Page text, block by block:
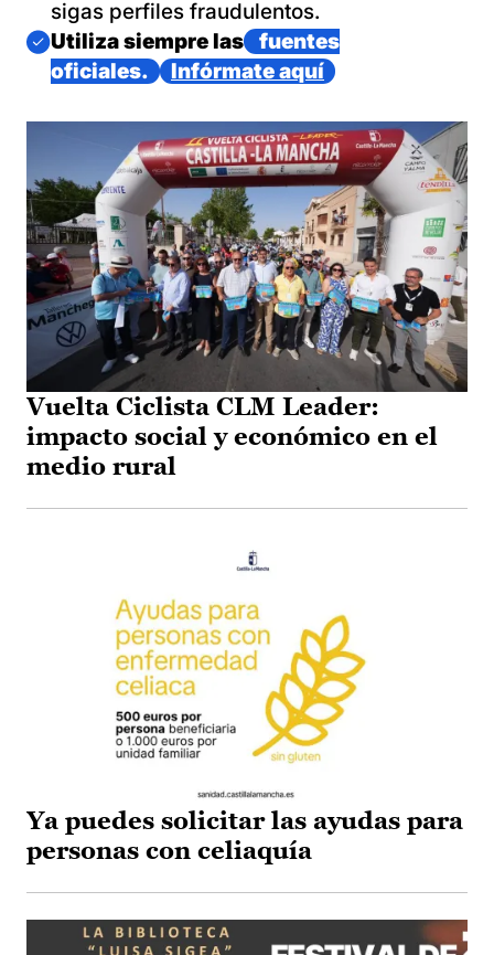
sigas perfiles fraudulentos.
Imagen
Utiliza siempre las
fuentes
oficiales.
Infórmate aquí
Vuelta Ciclista CLM Leader:
impacto social y económico en el
medio rural
Ya puedes solicitar las ayudas para
personas con celiaquía